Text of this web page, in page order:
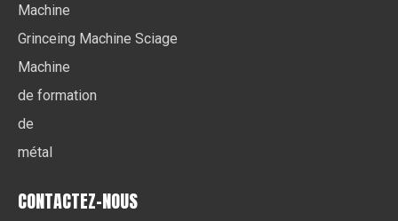
Machine
Grinceing Machine Sciage
Machine
de formation
de
métal
CONTACTEZ-NOUS